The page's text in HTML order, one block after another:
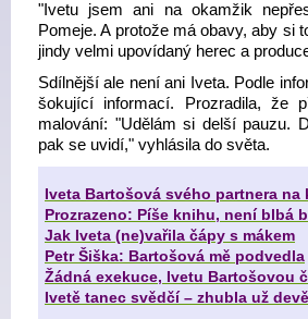
"Ivetu jsem ani na okamžik
Pomeje. A protože má obavy, aby si
jindy velmi upovídaný herec a
Sdílnější ale není ani Iveta. Podle
šokující informací. Prozradila, že
malování: "Udělám si delší pauzu.
pak se uvidí," vyhlásila do světa.
Iveta Bartošová svého partnera na
Prozrazeno: Píše knihu, není blbá
Jak Iveta (ne)vařila čápy s mákem
Petr Šiška: Bartošová mě podvedla
Žádná exekuce, Ivetu Bartošovou
Ivetě tanec svědčí – zhubla už